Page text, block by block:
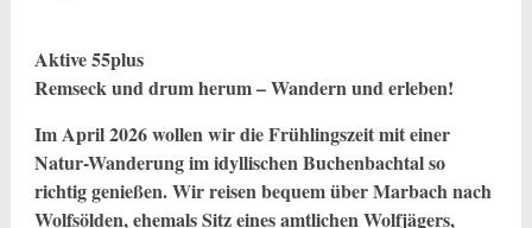
Aktive 55plus
Remseck und drum herum – Wandern und erleben!
Im April 2026 wollen wir die Frühlingszeit mit einer
Natur-Wanderung im idyllischen Buchenbachtal so
richtig genießen. Wir reisen bequem über Marbach nach
Wolfsölden, ehemals Sitz eines amtlichen Wolfjägers,